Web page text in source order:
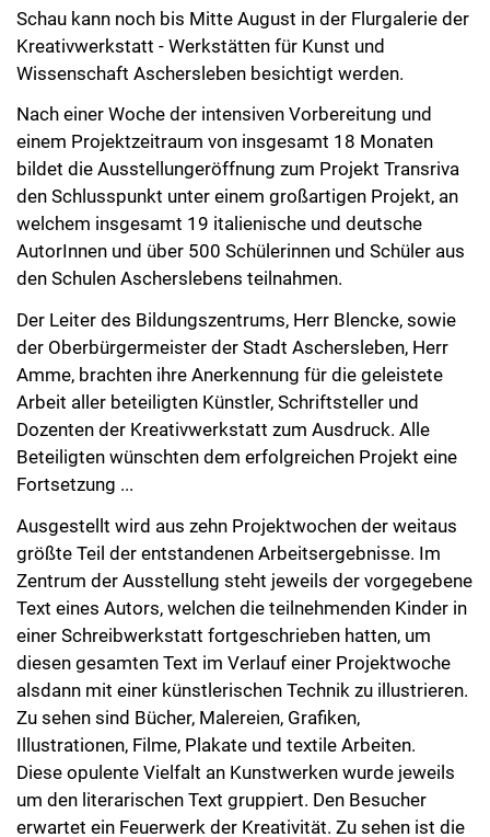
Schau kann noch bis Mitte August in der Flurgalerie der
Kreativwerkstatt - Werkstätten für Kunst und
Wissenschaft Aschersleben besichtigt werden.
Nach einer Woche der intensiven Vorbereitung und
einem Projektzeitraum von insgesamt 18 Monaten
bildet die Ausstellungeröffnung zum Projekt Transriva
den Schlusspunkt unter einem großartigen Projekt, an
welchem insgesamt 19 italienische und deutsche
AutorInnen und über 500 Schülerinnen und Schüler aus
den Schulen Ascherslebens teilnahmen.
Der Leiter des Bildungszentrums, Herr Blencke, sowie
der Oberbürgermeister der Stadt Aschersleben, Herr
Amme, brachten ihre Anerkennung für die geleistete
Arbeit aller beteiligten Künstler, Schriftsteller und
Dozenten der Kreativwerkstatt zum Ausdruck. Alle
Beteiligten wünschten dem erfolgreichen Projekt eine
Fortsetzung ...
Ausgestellt wird aus zehn Projektwochen der weitaus
größte Teil der entstandenen Arbeitsergebnisse. Im
Zentrum der Ausstellung steht jeweils der vorgegebene
Text eines Autors, welchen die teilnehmenden Kinder in
einer Schreibwerkstatt fortgeschrieben hatten, um
diesen gesamten Text im Verlauf einer Projektwoche
alsdann mit einer künstlerischen Technik zu illustrieren.
Zu sehen sind Bücher, Malereien, Grafiken,
Illustrationen, Filme, Plakate und textile Arbeiten.
Diese opulente Vielfalt an Kunstwerken wurde jeweils
um den literarischen Text gruppiert. Den Besucher
erwartet ein Feuerwerk der Kreativität. Zu sehen ist die